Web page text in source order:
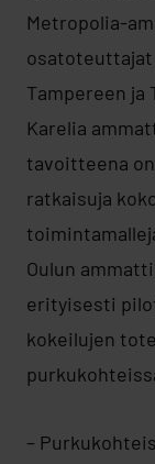
Metropolia-
osatoteuttajat
Tampereen ja
Karelia
tavoitteena
ratkaisuja
Oulun
erityisesti
kokeilujen
–